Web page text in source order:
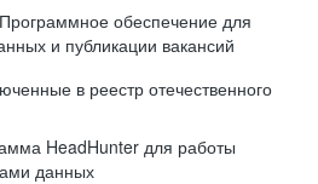
обеспечение для
и публикации вакансий
в реестр отечественного
HeadHunter для работы
данных